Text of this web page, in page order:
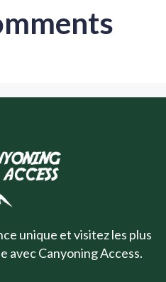
unique et visitez les plus
avec Canyoning Access.